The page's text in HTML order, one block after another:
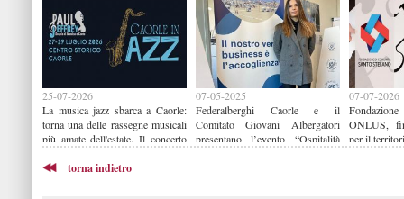
25-07-2026
La musica jazz sbarca a Caorle:
torna una delle rassegne musicali
più amate dell'estate. Il concerto
“Caorle in Jazz”
07-05-2025
Federalberghi Caorle e il
Comitato Giovani Albergatori
presentano l’evento “Ospitalità
07-07-2026
ONLUS,
per il
torna indietro